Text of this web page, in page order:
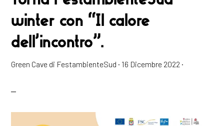
winter con “Il calore
dell’incontro”.
Green Cave di FestambienteSud · 16 Dicembre 2022 ·